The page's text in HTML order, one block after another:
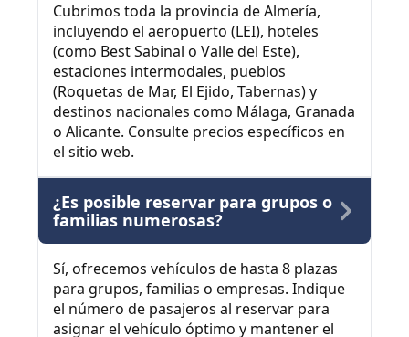
Cubrimos toda la provincia de Almería,
incluyendo el aeropuerto (LEI), hoteles
(como Best Sabinal o Valle del Este),
estaciones intermodales, pueblos
(Roquetas de Mar, El Ejido, Tabernas) y
destinos nacionales como Málaga, Granada
o Alicante. Consulte precios específicos en
el sitio web.
¿Es posible reservar para grupos o
familias numerosas?
Sí, ofrecemos vehículos de hasta 8 plazas
para grupos, familias o empresas. Indique
el número de pasajeros al reservar para
asignar el vehículo óptimo y mantener el